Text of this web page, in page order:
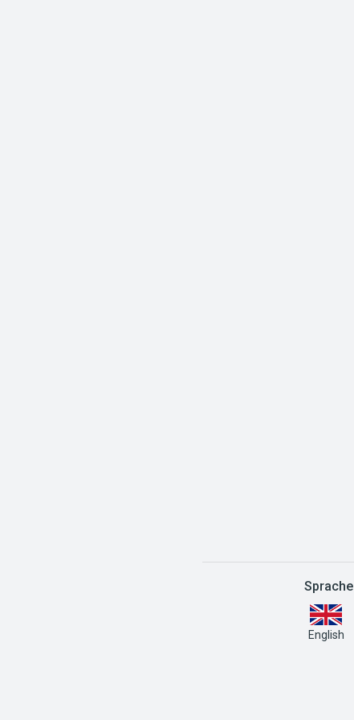
Sprache
English